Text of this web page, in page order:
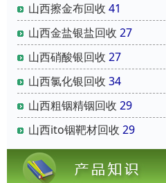
山西擦金布回收 41
山西金盐银盐回收 27
山西硝酸银回收 27
山西氯化银回收 34
山西粗铟精铟回收 29
山西ito铟靶材回收 29